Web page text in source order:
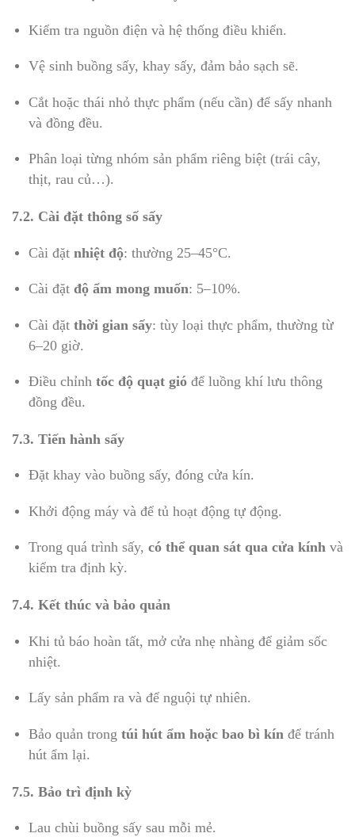
Kiểm tra nguồn điện và hệ thống điều khiển.
Vệ sinh buồng sấy, khay sấy, đảm bảo sạch sẽ.
Cắt hoặc thái nhỏ thực phẩm (nếu cần) để sấy nhanh
và đồng đều.
Phân loại từng nhóm sản phẩm riêng biệt (trái cây,
thịt, rau củ…).
7.2. Cài đặt thông số sấy
Cài đặt nhiệt độ: thường 25–45°C.
Cài đặt độ ẩm mong muốn: 5–10%.
Cài đặt thời gian sấy: tùy loại thực phẩm, thường từ
6–20 giờ.
Điều chỉnh tốc độ quạt gióđể luồng khí lưu thông
đồng đều.
7.3. Tiến hành sấy
Đặt khay vào buồng sấy, đóng cửa kín.
Khởi động máy và để tủ hoạt động tự động.
Trong quá trình sấy, có thể quan sát qua cửa kínhvà
kiểm tra định kỳ.
7.4. Kết thúc và bảo quản
Khi tủ báo hoàn tất, mở cửa nhẹ nhàng để giảm sốc
nhiệt.
Lấy sản phẩm ra và để nguội tự nhiên.
Bảo quản trong túi hút ẩm hoặc bao bì kín để tránh
hút ẩm lại.
7.5. Bảo trì định kỳ
Lau chùi buồng sấy sau mỗi mẻ.